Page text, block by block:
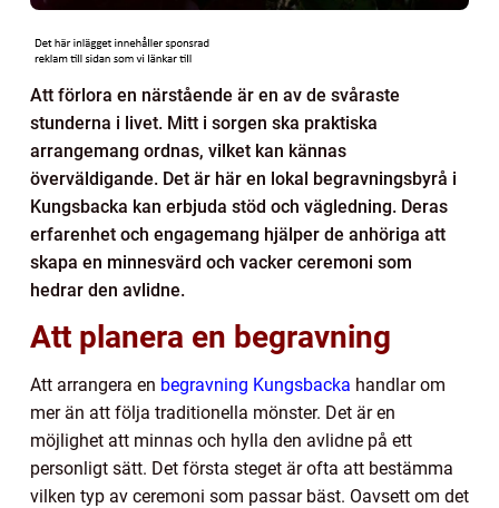
Att förlora en närstående är en av de svåraste
stunderna i livet. Mitt i sorgen ska praktiska
arrangemang ordnas, vilket kan kännas
överväldigande. Det är här en lokal begravningsbyrå i
Kungsbacka kan erbjuda stöd och vägledning. Deras
erfarenhet och engagemang hjälper de anhöriga att
skapa en minnesvärd och vacker ceremoni som
hedrar den avlidne.
Att planera en begravning
Att arrangera en begravning Kungsbacka handlar om
mer än att följa traditionella mönster. Det är en
möjlighet att minnas och hylla den avlidne på ett
personligt sätt. Det första steget är ofta att bestämma
vilken typ av ceremoni som passar bäst. Oavsett om det